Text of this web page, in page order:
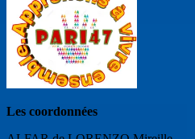
Les coordonnées